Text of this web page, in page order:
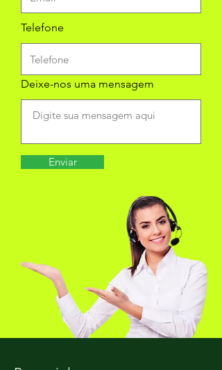
Telefone
Deixe-nos uma mensagem
Enviar